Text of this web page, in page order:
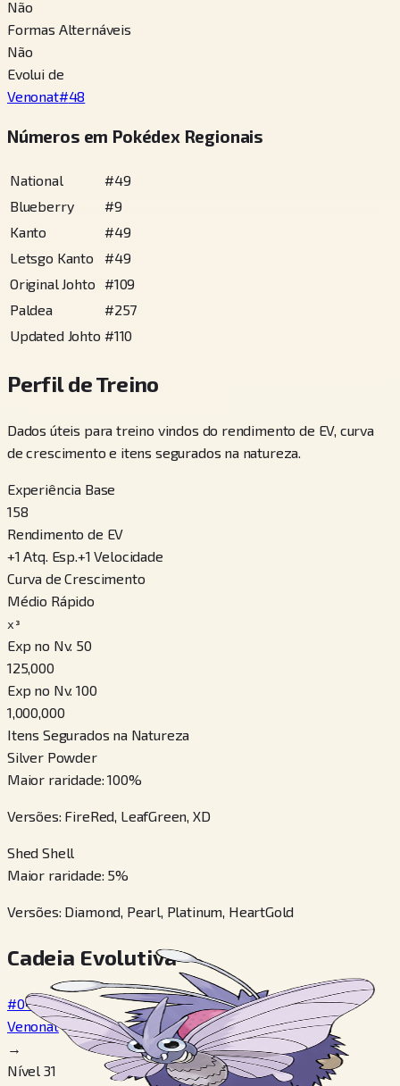
Não
Formas Alternáveis
Não
Evolui de
Venonat#48
Números em Pokédex Regionais
National #49
Blueberry
#9
Kanto
#49
Letsgo Kanto
#49
Original Johto #109
Paldea
#257
Updated Johto #110
Perfil de Treino
Dados úteis para treino vindos do rendimento de EV, curva
de crescimento e itens segurados na natureza.
Experiência Base
158
Rendimento de EV
+1 Atq. Esp.+1 Velocidade
Curva de Crescimento
Médio Rápido
x³
Exp no Nv. 50
125,000
Exp no Nv. 100
1,000,000
Itens Segurados na Natureza
Silver Powder
Maior raridade:100%
Versões: FireRed, LeafGreen, XD
Shed Shell
Maior raridade: 5%
Versões: Diamond, Pearl, Platinum, HeartGold
Cadeia Evolutiva
#048
Venonat
→
Nível 31